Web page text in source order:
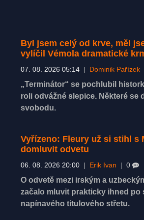
Byl jsem celý od krve, měl
vylíčil Vémola dramatické
07. 08. 2026 05:14 Dominik Pařízek
„Terminátor“ se pochlubil
roli odvážné slepice. Některé se
svobodu.
Vyřízeno: Fleury už si stihl s
domluvit odvetu
06. 08. 2026 20:00 Erik Ivan 0
O odvetě mezi irským a
začalo mluvit prakticky ihned po
napínavého titulového střetu.